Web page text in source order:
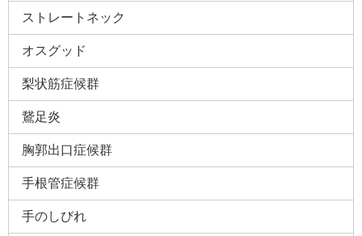
ストレートネック
オスグッド
梨状筋症候群
鵞足炎
胸郭出口症候群
手根管症候群
手のしびれ